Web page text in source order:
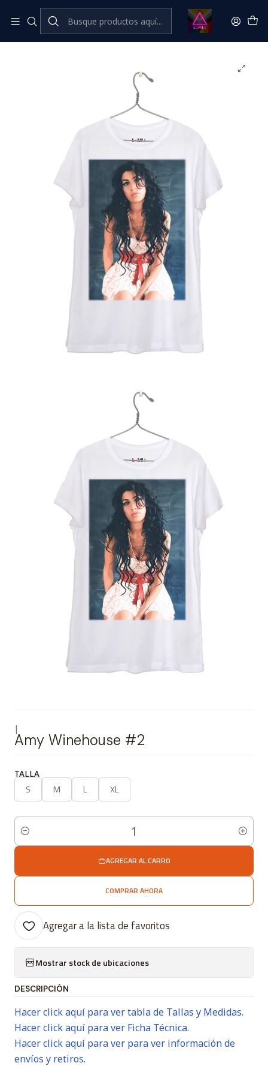
Inicio Catálogo Classic Música Classic
Amy Winehouse #2
|
Amy Winehouse #2
TALLA
S M L XL
Cantidad
AGREGAR AL CARRO
COMPRAR AHORA
Agregar a la lista de favoritos
Mostrar stock de ubicaciones
DESCRIPCIÓN
Hacer click aquí para ver tabla de Tallas y Medidas.
Hacer click aquí para ver Ficha Técnica.
Hacer click aquí para ver para ver información de
envíos y retiros.